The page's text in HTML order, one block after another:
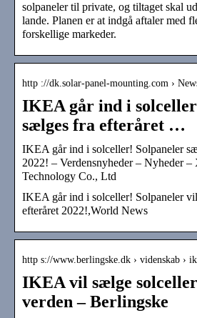
solpaneler til private, og tiltaget skal
lande. Planen er at indgå aftaler med
forskellige markeder.
http ://dk.solar-panel-mounting.com ›
IKEA går ind i
sælges fra efteråret …
IKEA går ind i solceller! Solpaneler
2022! – Verdensnyheder – Nyheder –
Technology Co., Ltd
IKEA går ind i solceller! Solpaneler
efteråret 2022!,World News
http s://www.berlingske.dk › videnskab ›
IKEA vil sælge
verden – Berlingske